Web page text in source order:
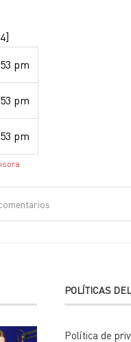
pm
pm
pm
POLÍTICAS
Política de